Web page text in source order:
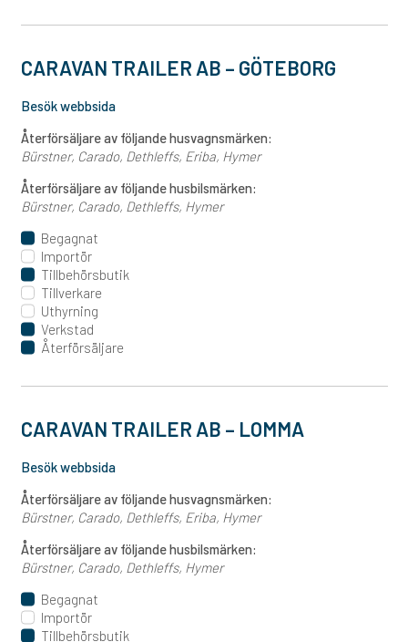
CARAVAN TRAILER AB – GÖTEBORG
Besök webbsida
Återförsäljare av följande husvagnsmärken:
Bürstner Carado Dethleffs Eriba Hymer
Återförsäljare av följande husbilsmärken:
Bürstner Carado Dethleffs Hymer
Begagnat
Importör
Tillbehörsbutik
Tillverkare
Uthyrning
Verkstad
Återförsäljare
CARAVAN TRAILER AB – LOMMA
Besök webbsida
Återförsäljare av följande husvagnsmärken:
Bürstner Carado Dethleffs Eriba Hymer
Återförsäljare av följande husbilsmärken:
Bürstner Carado Dethleffs Hymer
Begagnat
Importör
Tillbehörsbutik